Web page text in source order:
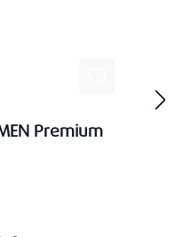
Premium